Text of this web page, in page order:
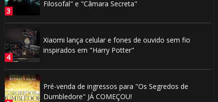
Filosofal" e "Câmara Secreta"
Xiaomi lança celular e fones de ouvido sem fio
inspirados em "Harry Potter"
Pré-venda de ingressos para "Os Segredos de
Dumbledore" JÁ COMEÇOU!